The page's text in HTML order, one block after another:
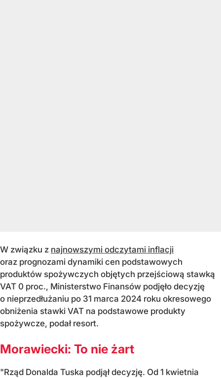
W związku z najnowszymi odczytami inflacji
oraz prognozami dynamiki cen podstawowych
produktów spożywczych objętych przejściową stawką
VAT 0 proc., Ministerstwo Finansów podjęło decyzję
o nieprzedłużaniu po 31 marca 2024 roku okresowego
obniżenia stawki VAT na podstawowe produkty
spożywcze, podał resort.
Morawiecki: To nie żart
"Rząd Donalda Tuska podjął decyzję. Od 1 kwietnia